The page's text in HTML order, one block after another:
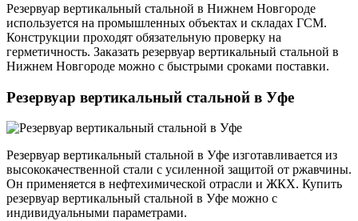
Резервуар вертикальный стальной в Нижнем Новгороде
используется на промышленных объектах и складах ГСМ.
Конструкции проходят обязательную проверку на
герметичность. Заказать резервуар вертикальный стальной в
Нижнем Новгороде можно с быстрыми сроками поставки.
Резервуар вертикальный стальной в Уфе
Резервуар вертикальный стальной в Уфе изготавливается из
высококачественной стали с усиленной защитой от ржавчины.
Он применяется в нефтехимической отрасли и ЖКХ. Купить
резервуар вертикальный стальной в Уфе можно с
индивидуальными параметрами.